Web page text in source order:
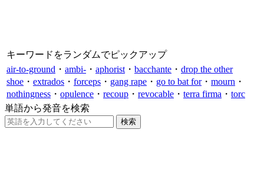
キーワードをランダムでピックアップ
air-to-ground ・ ambi- ・ aphorist ・ bacchante ・ drop the other
shoe ・ extrados ・ forceps ・ gang rape ・ go to bat for・ mourn ・
nothingness ・ opulence ・ recoup ・ revocable ・ terra firma ・ torc
単語から発音を検索